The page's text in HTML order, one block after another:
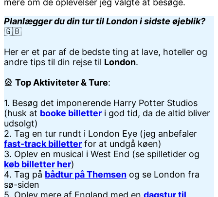
mere om de oplevelser jeg valgte at besøge.
Planlægger du din tur til London i sidste øjeblik?
🇬🇧
Her er et par af de bedste ting at lave, hoteller og
andre tips til din rejse til London.
🎡 Top Aktiviteter & Ture:
1. Besøg det imponerende Harry Potter Studios
(husk at booke billetter i god tid, da de altid bliver
udsolgt)
2. Tag en tur rundt i London Eye (jeg anbefaler
fast-track billetter for at undgå køen)
3. Oplev en musical i West End (se spilletider og
køb billetter her)
4. Tag på bådtur på Themsen og se London fra
sø-siden
5. Oplev mere af England med en dagstur til